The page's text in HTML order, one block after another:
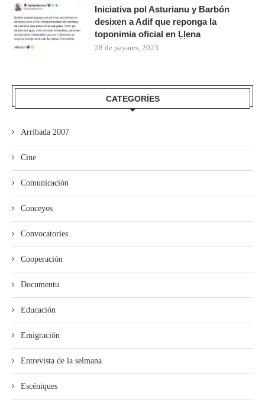
Iniciativa pol Asturianu y Barbón
desixen a Adif que reponga la
toponimia oficial en Ḷḷena
28 de payares, 2023
CATEGORÍES
Arribada 2007
Cine
Comunicación
Conceyos
Convocatories
Cooperación
Documentu
Educación
Emigración
Entrevista de la selmana
Escéniques